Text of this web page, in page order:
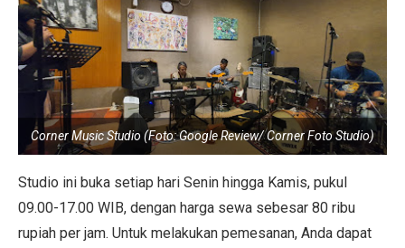
Corner Music Studio (Foto: Google Review/ Corner Foto Studio)
Studio ini buka setiap hari Senin hingga Kamis, pukul
09.00-17.00 WIB, dengan harga sewa sebesar 80 ribu
rupiah per jam. Untuk melakukan pemesanan, Anda dapat